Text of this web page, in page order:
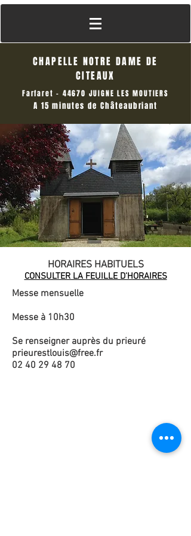
CHAPELLE NOTRE DAME DE
CITEAUX
Farfaret - 44670 JUIGNE LES MOUTIERS
A 15 minutes de Châteaubriant
HORAIRES HABITUELS
CONSULTER LA FEUILLE D'HORAIRES
Messe mensuelle
Messe à 10h30
Se renseigner auprès du prieuré
prieurestlouis@free.fr
02 40 29 48 70